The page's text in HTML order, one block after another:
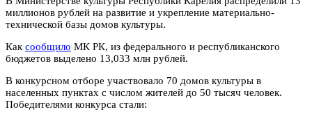
миллионов рублей на развитие и укрепление материально-
технической базы домов культуры.
Как сообщило МК РК, из федерального и республиканского
бюджетов выделено 13,033 млн рублей.
В конкурсном отборе участвовало 70 домов культуры в
населенных пунктах с числом жителей до 50 тысяч человек.
Победителями конкурса стали: